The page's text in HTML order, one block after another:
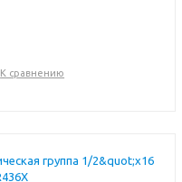
К сравнению